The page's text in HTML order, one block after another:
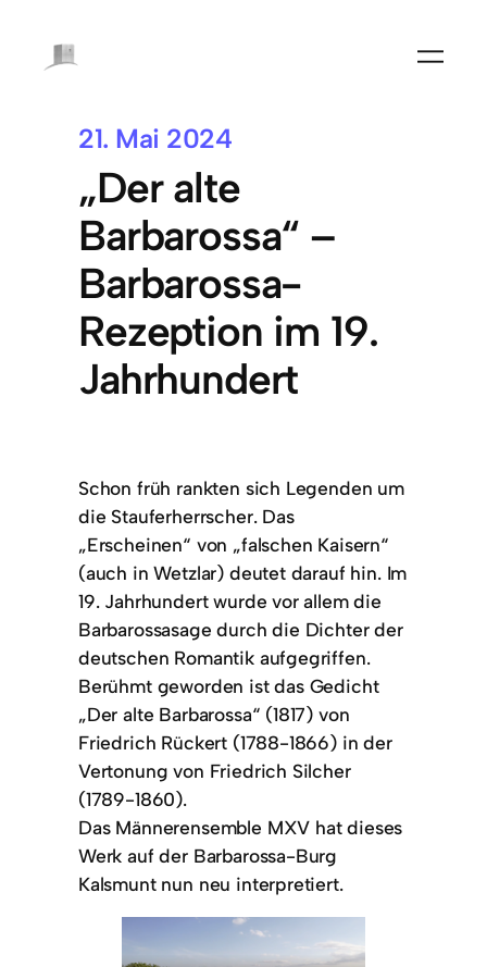
21. Mai 2024
„Der alte
Barbarossa“ –
Barbarossa-
Rezeption im 19.
Jahrhundert
Schon früh rankten sich Legenden um
die Stauferherrscher. Das
„Erscheinen“ von „falschen Kaisern“
(auch in Wetzlar) deutet darauf hin. Im
19. Jahrhundert wurde vor allem die
Barbarossasage durch die Dichter der
deutschen Romantik aufgegriffen.
Berühmt geworden ist das Gedicht
„Der alte Barbarossa“ (1817) von
Friedrich Rückert (1788-1866) in der
Vertonung von Friedrich Silcher
(1789-1860).
Das Männerensemble MXV hat dieses
Werk auf der Barbarossa-Burg
Kalsmunt nun neu interpretiert.